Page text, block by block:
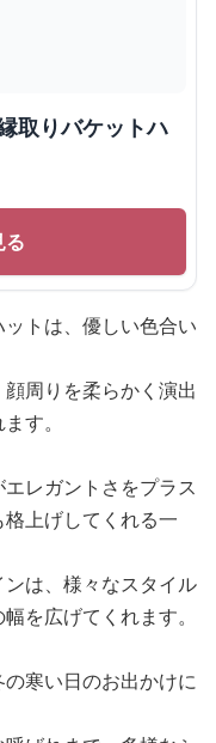
取りバケットハ
る
トは、優しい色合い
周りを柔らかく演出
す。
レガントさをプラス
上げしてくれる一
は、様々なスタイル
を広げてくれます。
寒い日のお出かけに